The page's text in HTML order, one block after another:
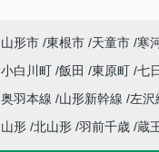
山形市 東根市 天童市 寒
小白川町 飯田 東原町 七
奥羽本線 山形新幹線 左沢
山形 北山形 羽前千歳 蔵